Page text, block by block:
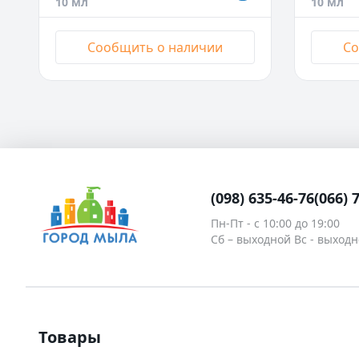
98,00 ₴
50 мл- Нет в наличии
Сообщить о наличии
80,50 ₴
50 мл-
(098) 635-46-76(066)
Пн-Пт - c 10:00 до 19:00
Сб – выходной Вс -
Товары